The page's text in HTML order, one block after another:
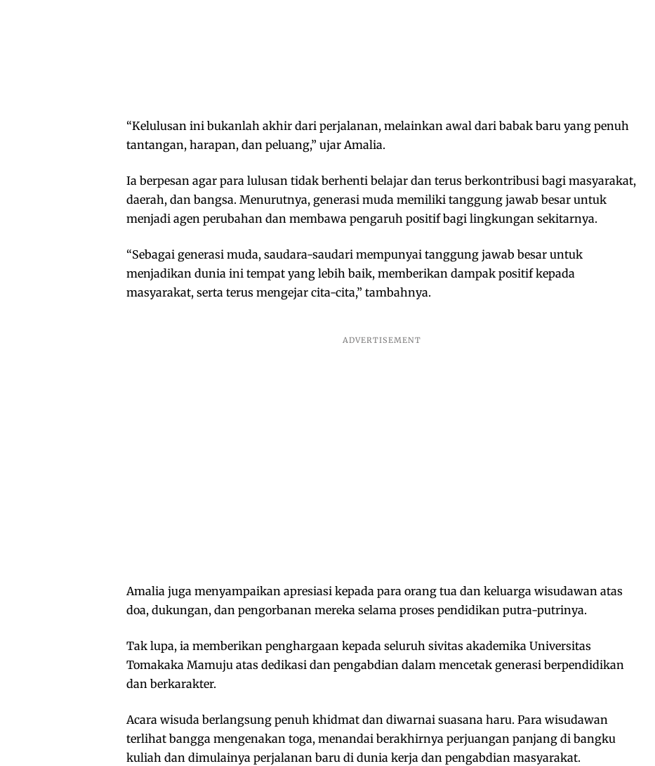
“Kelulusan ini bukanlah akhir dari perjalanan, melainkan awal dari babak baru yang penuh
tantangan, harapan, dan peluang,” ujar Amalia.
Ia berpesan agar para lulusan tidak berhenti belajar dan terus berkontribusi bagi masyarakat,
daerah, dan bangsa. Menurutnya, generasi muda memiliki tanggung jawab besar untuk
menjadi agen perubahan dan membawa pengaruh positif bagi lingkungan sekitarnya.
“Sebagai generasi muda, saudara-saudari mempunyai tanggung jawab besar untuk
menjadikan dunia ini tempat yang lebih baik, memberikan dampak positif kepada
masyarakat, serta terus mengejar cita-cita,” tambahnya.
Amalia juga menyampaikan apresiasi kepada para orang tua dan keluarga wisudawan atas
doa, dukungan, dan pengorbanan mereka selama proses pendidikan putra-putrinya.
Tak lupa, ia memberikan penghargaan kepada seluruh sivitas akademika Universitas
Tomakaka Mamuju atas dedikasi dan pengabdian dalam mencetak generasi berpendidikan
dan berkarakter.
Acara wisuda berlangsung penuh khidmat dan diwarnai suasana haru. Para wisudawan
terlihat bangga mengenakan toga, menandai berakhirnya perjuangan panjang di bangku
kuliah dan dimulainya perjalanan baru di dunia kerja dan pengabdian masyarakat.